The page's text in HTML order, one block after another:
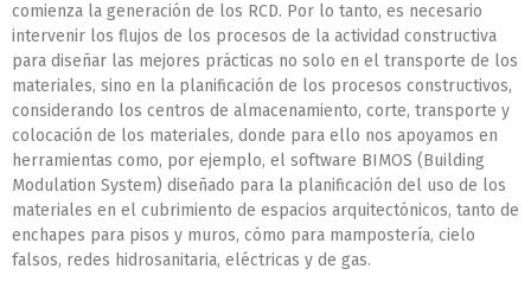
comienza la generación de los RCD. Por lo tanto, es necesario
intervenir los flujos de los procesos de la actividad constructiva
para diseñar las mejores prácticas no solo en el transporte de los
materiales, sino en la planificación de los procesos constructivos,
considerando los centros de almacenamiento, corte, transporte y
colocación de los materiales, donde para ello nos apoyamos en
herramientas como, por ejemplo, el software BIMOS (Building
Modulation System) diseñado para la planificación del uso de los
materiales en el cubrimiento de espacios arquitectónicos, tanto de
enchapes para pisos y muros, cómo para mampostería, cielo
falsos, redes hidrosanitaria, eléctricas y de gas.